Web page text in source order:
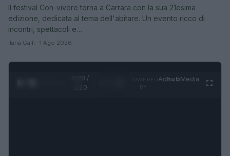
Il festival Con-vivere torna a Carrara con la sua 21esima
edizione, dedicata al tema dell'abitare. Un evento ricco di
incontri, spettacoli e…
Ilaria Galli · 1 Ago 2026
0:30 /
1:20
AdhubMedia